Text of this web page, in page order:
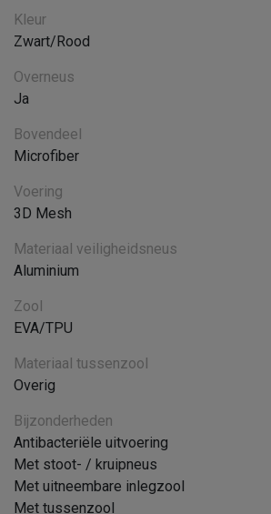
Kleur
Zwart/Rood
Overneus
Ja
Bovendeel
Microfiber
Voering
3D Mesh
Materiaal veiligheidsneus
Aluminium
Zool
EVA/TPU
Materiaal tussenzool
Overig
Bijzonderheden
Antibacteriële uitvoering
Met stoot- / kruipneus
Met uitneembare inlegzool
Met tussenzool